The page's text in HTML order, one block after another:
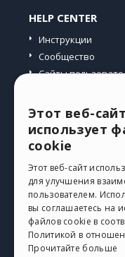
HELP CENTER
Инструкции
Сообщество
Сайты
Профиль
Мои посты
Мои лицензии
Загрузить
Веб-хостинг
Мои кредиты
Этот веб-сайт
использует
cookie
Этот веб-сайт
для улучшения
пользователем.
вы соглашаетесь на
файлов cookie в
Политикой в
Прочитайте больше